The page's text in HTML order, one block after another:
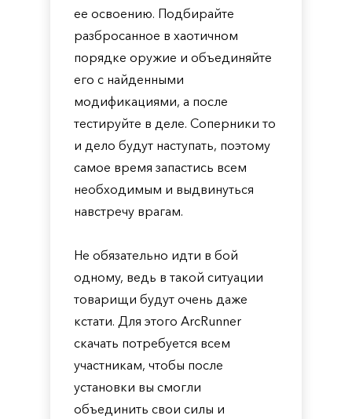
ее освоению. Подбирайте
разбросанное в хаотичном
порядке оружие и объединяйте
его с найденными
модификациями, а после
тестируйте в деле. Соперники то
и дело будут наступать, поэтому
самое время запастись всем
необходимым и выдвинуться
навстречу врагам.
Не обязательно идти в бой
одному, ведь в такой ситуации
товарищи будут очень даже
кстати. Для этого ArcRunner
скачать потребуется всем
участникам, чтобы после
установки вы смогли
объединить свои силы и